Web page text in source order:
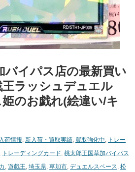
バイパス店の最新買い
王ラッシュデュエル
のお戯れ(絵違い/キ
荷情報, 新入荷・買取実績, 買取強化中, トレー
, トレーディングカード, 桃太郎王国草加バイパス
, 遊戯王, 埼玉県, 草加市, デュエルスペース, 松